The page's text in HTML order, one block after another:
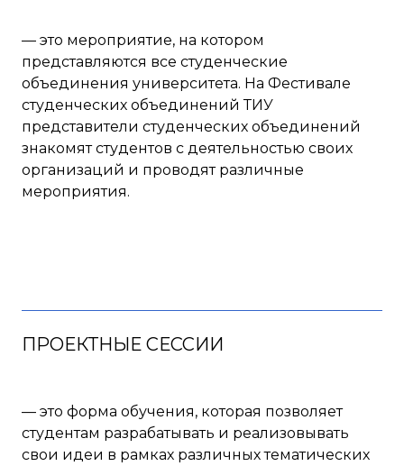
— это мероприятие, на котором
представляются все студенческие
объединения университета. На Фестивале
студенческих объединений ТИУ
представители студенческих объединений
знакомят студентов с деятельностью своих
организаций и проводят различные
мероприятия.
ПРОЕКТНЫЕ СЕССИИ
— это форма обучения, которая позволяет
студентам разрабатывать и реализовывать
свои идеи в рамках различных тематических